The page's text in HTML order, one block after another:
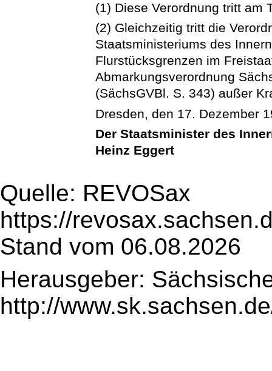
(1) Diese Verordnung tritt am
(2) Gleichzeitig tritt die
Staatsministeriums des
Flurstücksgrenzen im
Abmarkungsverordnung
(SächsGVBl. S. 343) außer
Dresden, den 17. Dezember
Der Staatsminister des
Heinz Eggert
Quelle: REVOSax
https://
Stand vom 06.08.2026
Herausgeber:
http://